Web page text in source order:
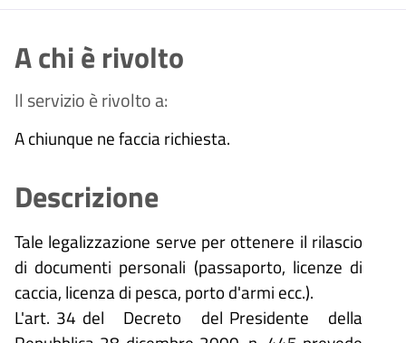
A chi è rivolto
Il servizio è rivolto a:
A chiunque ne faccia richiesta.
Descrizione
Tale legalizzazione serve per ottenere il rilascio
di documenti personali (passaporto, licenze di
caccia, licenza di pesca, porto d'armi ecc.).
L'art. 34 del Decreto del Presidente della